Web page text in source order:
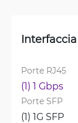
Interfaccia
Porte RJ45
(1) 1 Gbps
Porte SFP
(1) 1G SFP